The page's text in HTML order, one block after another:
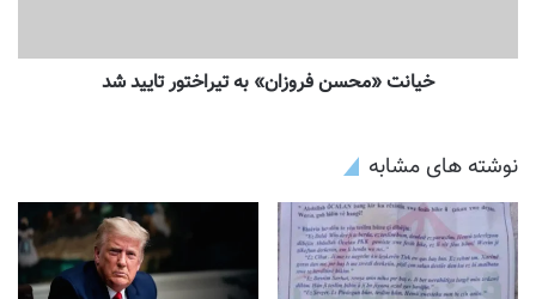
خیانت «محسن فروزان» به تیراختور تایید شد
نوشته های مشابه